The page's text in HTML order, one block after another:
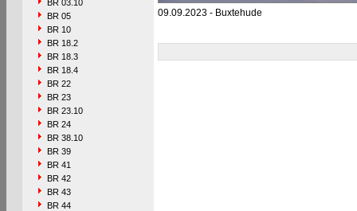
BR 03.10
BR 05
BR 10
BR 18.2
BR 18.3
BR 18.4
BR 22
BR 23
BR 23.10
BR 24
BR 38.10
BR 39
BR 41
BR 42
BR 43
BR 44
09.09.2023 - Buxtehude